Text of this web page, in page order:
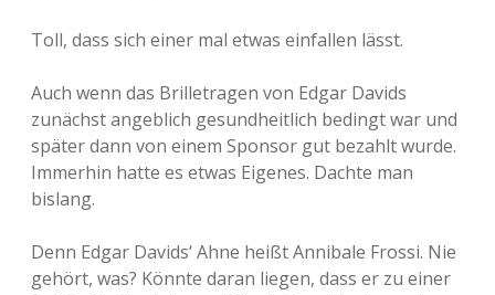
Toll, dass sich einer mal etwas einfallen lässt.
Auch wenn das Brilletragen von Edgar Davids
zunächst angeblich gesundheitlich bedingt war und
später dann von einem Sponsor gut bezahlt wurde.
Immerhin hatte es etwas Eigenes. Dachte man
bislang.
Denn Edgar Davids‘ Ahne heißt Annibale Frossi. Nie
gehört, was? Könnte daran liegen, dass er zu einer